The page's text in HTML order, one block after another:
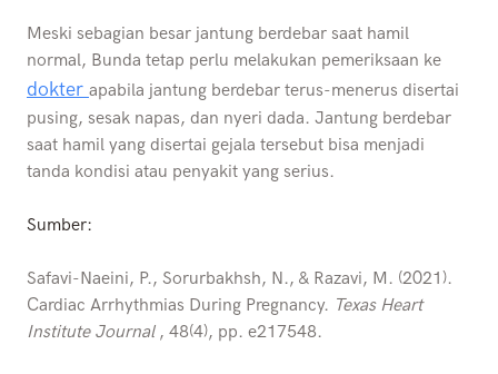
Meski sebagian besar jantung berdebar saat hamil
normal, Bunda tetap perlu melakukan pemeriksaan ke
dokter apabila jantung berdebar terus-menerus disertai
pusing, sesak napas, dan nyeri dada. Jantung berdebar
saat hamil yang disertai gejala tersebut bisa menjadi
tanda kondisi atau penyakit yang serius.
Sumber:
Safavi-Naeini, P., Sorurbakhsh, N., & Razavi, M. (2021).
Cardiac Arrhythmias During Pregnancy. Texas Heart
Institute Journal , 48(4), pp. e217548.